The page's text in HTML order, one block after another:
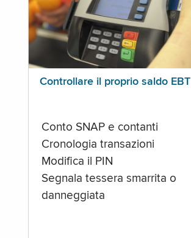
Controllare il proprio saldo EBT
Conto SNAP e contanti
Cronologia transazioni
Modifica il PIN
Segnala tessera smarrita o
danneggiata